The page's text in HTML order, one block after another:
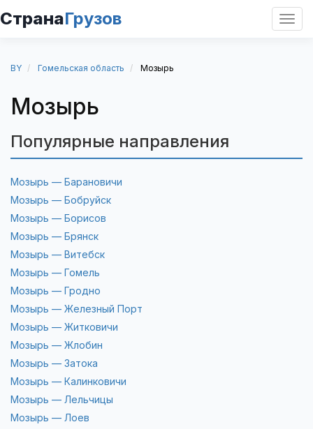
СтранаГрузов
BY Гомельская область Мозырь
Мозырь
Популярные направления
Мозырь — Барановичи
Мозырь — Бобруйск
Мозырь — Борисов
Мозырь — Брянск
Мозырь — Витебск
Мозырь — Гомель
Мозырь — Гродно
Мозырь — Железный Порт
Мозырь — Житковичи
Мозырь — Жлобин
Мозырь — Затока
Мозырь — Калинковичи
Мозырь — Лельчицы
Мозырь — Лоев